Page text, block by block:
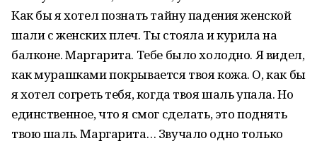
Как бы я хотел познать тайну падения женской
шали с женских плеч. Ты стояла и курила на
балконе. Маргарита. Тебе было холодно. Я видел,
как мурашками покрывается твоя кожа. О, как бы
я хотел согреть тебя, когда твоя шаль упала. Но
единственное, что я смог сделать, это поднять
твою шаль. Маргарита… Звучало одно только